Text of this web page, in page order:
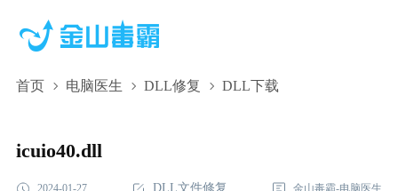
首页 电脑医生 DLL修复 DLL下载
icuio40.dll,icuio40.dll下载,icuio40.dll修复
icuio40.dll
2024-01-27 DLL文件修复 金山毒霸-电脑医生